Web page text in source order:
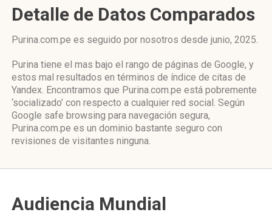
Detalle de Datos Comparados
Purina.com.pe es seguido por nosotros desde junio, 2025.
Purina tiene el mas bajo el rango de páginas de Google, y
estos mal resultados en términos de índice de citas de
Yandex. Encontramos que Purina.com.pe está pobremente
‘socializado’ con respecto a cualquier red social. Según
Google safe browsing para navegación segura,
Purina.com.pe es un dominio bastante seguro con
revisiones de visitantes ninguna.
Audiencia Mundial